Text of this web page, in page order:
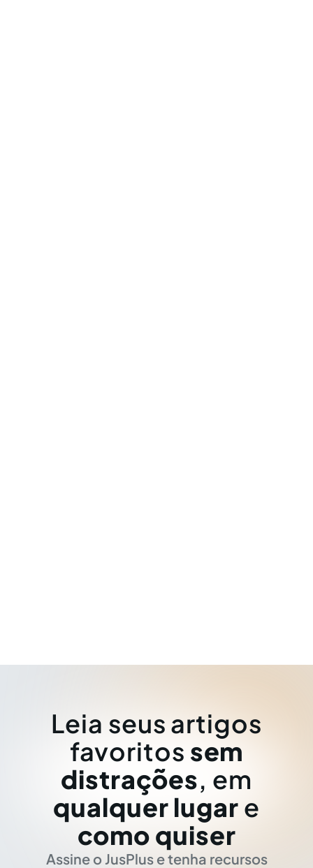
Leia seus artigos
favoritos sem
distrações, em
qualquer lugar e
como quiser
Assine o JusPlus e tenha recursos